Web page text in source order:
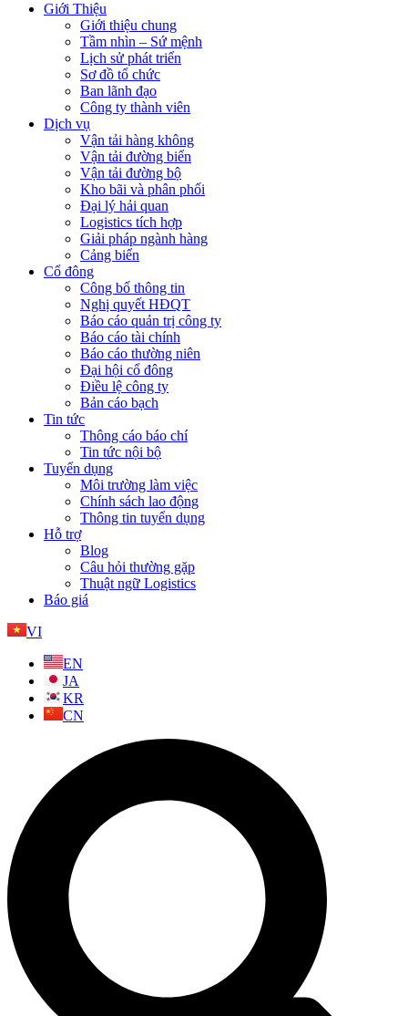
Giới Thiệu
Giới thiệu chung
Tầm nhìn – Sứ mệnh
Lịch sử phát triển
Sơ đồ tổ chức
Ban lãnh đạo
Công ty thành viên
Dịch vụ
Vận tải hàng không
Vận tải đường biển
Vận tải đường bộ
Kho bãi và phân phối
Đại lý hải quan
Logistics tích hợp
Giải pháp ngành hàng
Cảng biển
Cổ đông
Công bố thông tin
Nghị quyết HĐQT
Báo cáo quản trị công ty
Báo cáo tài chính
Báo cáo thường niên
Đại hội cổ đông
Điều lệ công ty
Bản cáo bạch
Tin tức
Thông cáo báo chí
Tin tức nội bộ
Tuyển dụng
Môi trường làm việc
Chính sách lao động
Thông tin tuyển dụng
Hỗ trợ
Blog
Câu hỏi thường gặp
Thuật ngữ Logistics
Báo giá
VI
EN
JA
KR
CN